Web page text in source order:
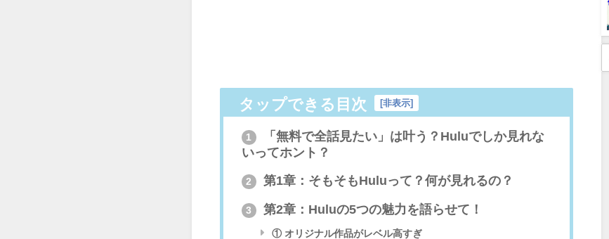
タップできる目次 [非表示]
1
「無料で全話見たい」は叶う？Huluでしか見れな
いってホント？
2 第1章：そもそもHuluって？何が見れるの？
3 第2章：Huluの5つの魅力を語らせて！
① オリジナル作品がレベル高すぎ